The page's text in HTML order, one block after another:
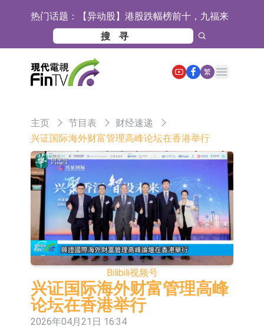
热门话题： 【异动股】港股跌幅榜前十，九福来
(08611.HK)跌21.43%，天瑞汽车内饰
(06162.HK)跌18.44%
【异动股】港股涨幅榜前十，佳明集
团控股(01271.HK)涨+78.22%，拿森
科技(02261.HK)涨+64.11%
斯迪克：公司为国内折叠屏核心功能
材料供应商
恒瑞医药：公司已在中国获批上市26
目标客户的测试认证
上期所：7月份对11个实际控制关系
账户组采取限制开仓的监管措施
特发服务：成功中标哔哩哔哩上海滨
江总部物业服务项目
亚太股份：公司是零跑汽车和
Stellantis集团的供应商
理工雷科面向边缘AI场景推出"山
海"系列智算模组 系列产品基于国产
CPU与GPU构建
【异动股】医疗研发外包板块拉升，
博腾股份(300363.CN)涨20.02%
日韩股市收盘双双下跌
依米康：海外交付以东南亚、中东市
场为主 并已取得欧美相关认证
上交所：财通多策略福鑫定期开放灵
活配置混合型发起式证券投资基金临
上交所：景顺长城全球半导体芯片产
繁
Open main menu
主页 节目表
财经速递
兴证国际海外财富管理高峰论坛在香港举行
Bilibili视频号
兴证国际海外财富管理高峰
论坛在香港举行
2026年04月21日 16:34